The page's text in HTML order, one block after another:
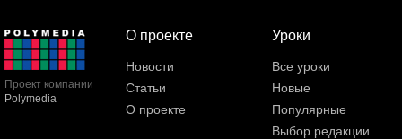
Проект компании
Polymedia
О проекте
Новости
Статьи
О проекте
Уроки
Все уроки
Новые
Популярные
Выбор редакции